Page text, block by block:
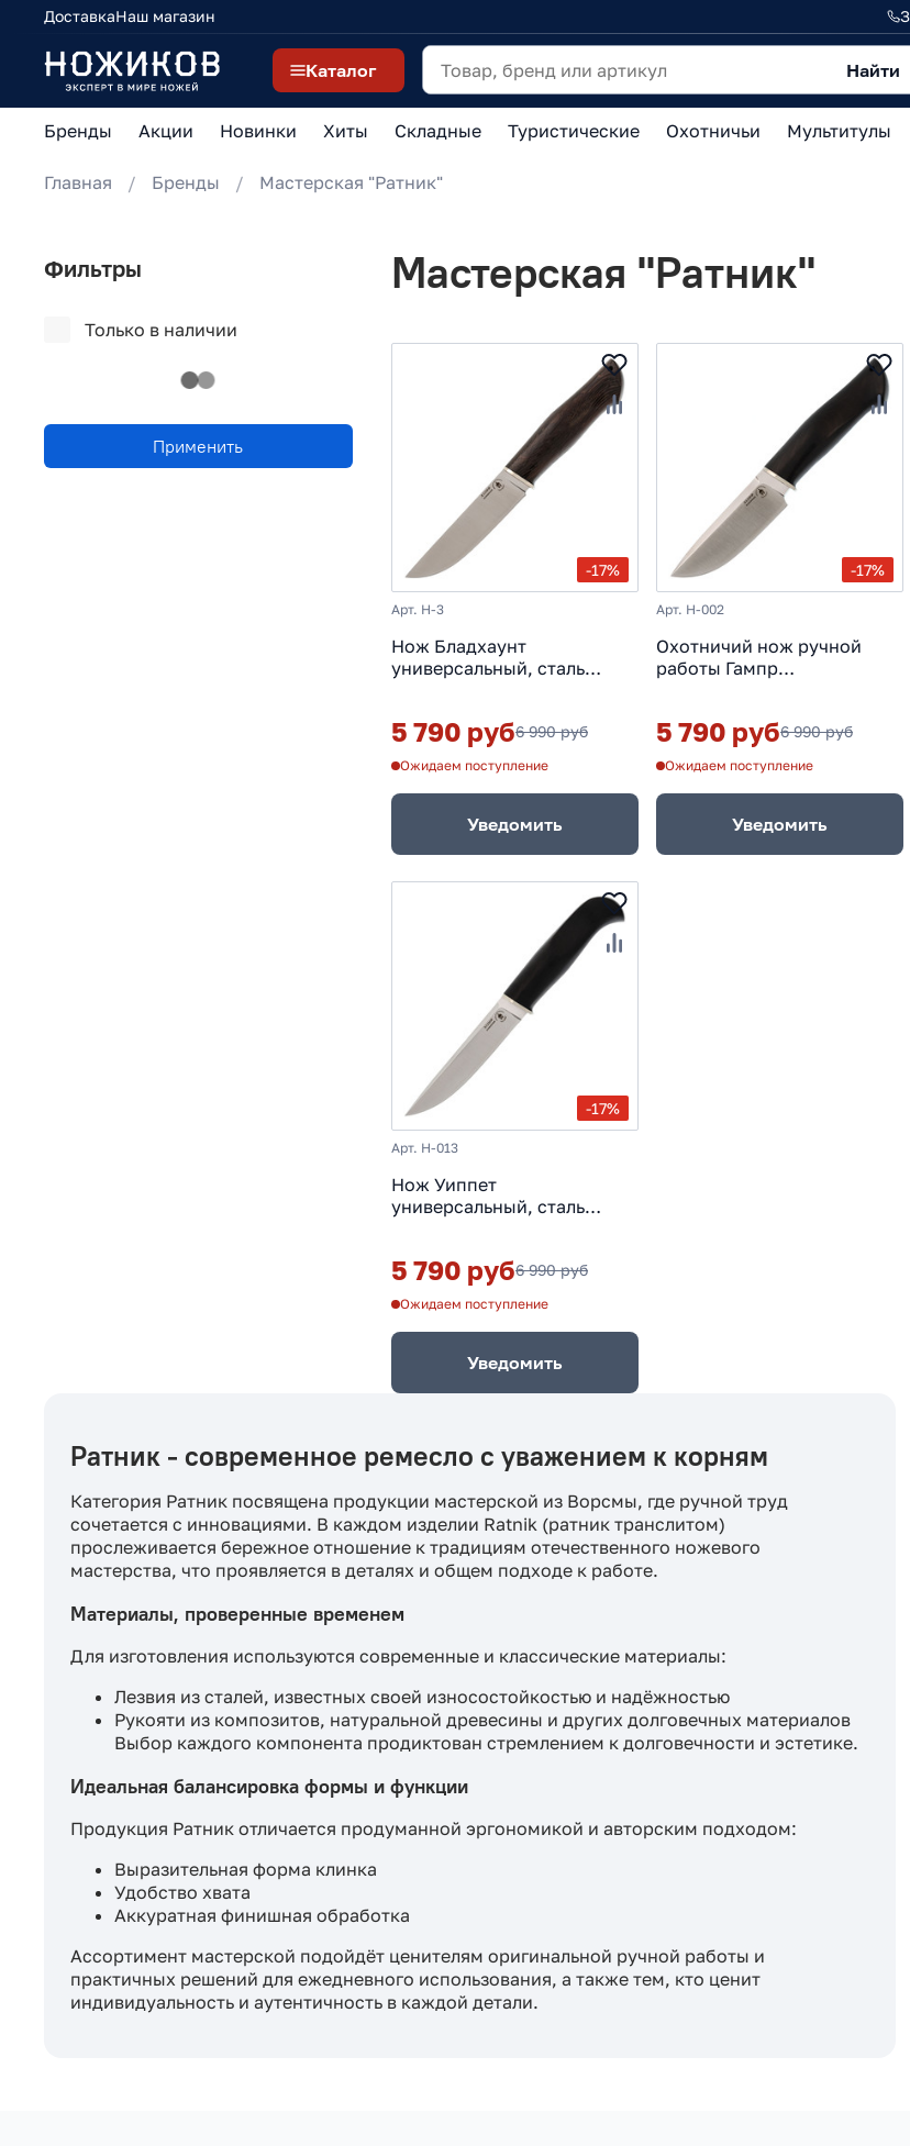
ДоставкаНаш магазин
Каталог Найти
Бренды Акции Новинки Хиты Складные Туристические Охотничьи Мультитулы
Главная Бренды Мастерская "Ратник"
Мастерская "Ратник"
-17%
Арт. H-3
Нож Бладхаунт
универсальный, сталь
5 790 руб6 990 руб
Ожидаем поступление
Уведомить
-17%
Арт. H-002
Охотничий нож ручной
работы Гампр
5 790 руб6 990 руб
Ожидаем поступление
Уведомить
-17%
Арт. H-013
Нож Уиппет
универсальный, сталь
5 790 руб6 990 руб
Ожидаем поступление
Уведомить
Фильтры
Только в наличии
Применить
Ратник - современное ремесло с уважением к корням
Категория Ратник посвящена продукции мастерской из Ворсмы, где ручной труд
сочетается с инновациями. В каждом изделии Ratnik (ратник транслитом)
прослеживается бережное отношение к традициям отечественного ножевого
мастерства, что проявляется в деталях и общем подходе к работе.
Материалы, проверенные временем
Для изготовления используются современные и классические материалы:
Лезвия из сталей, известных своей износостойкостью и надёжностью
Рукояти из композитов, натуральной древесины и других долговечных материалов
Выбор каждого компонента продиктован стремлением к долговечности и эстетике.
Идеальная балансировка формы и функции
Продукция Ратник отличается продуманной эргономикой и авторским подходом:
Выразительная форма клинка
Удобство хвата
Аккуратная финишная обработка
Ассортимент мастерской подойдёт ценителям оригинальной ручной работы и
практичных решений для ежедневного использования, а также тем, кто ценит
индивидуальность и аутентичность в каждой детали.